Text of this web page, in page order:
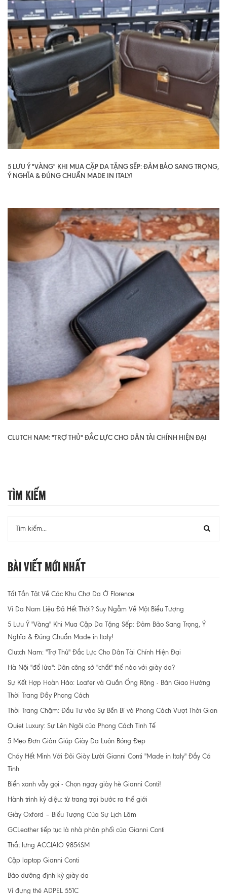
5 LƯU Ý "VÀNG" KHI MUA CẶP DA TẶNG SẾP: ĐẢM BẢO SANG TRỌNG,
Ý NGHĨA & ĐÚNG CHUẨN MADE IN ITALY!
CLUTCH NAM: "TRỢ THỦ" ĐẮC LỰC CHO DÂN TÀI CHÍNH HIỆN ĐẠI
Tìm Kiếm
Bài Viết Mới Nhất
Tất Tần Tật Về Các Khu Chợ Da Ở Florence
Ví Da Nam Liệu Đã Hết Thời? Suy Ngẫm Về Một Biểu Tượng
5 Lưu Ý "Vàng" Khi Mua Cặp Da Tặng Sếp: Đảm Bảo Sang Trọng, Ý
Nghĩa & Đúng Chuẩn Made in Italy!
Clutch Nam: "Trợ Thủ" Đắc Lực Cho Dân Tài Chính Hiện Đại
Hà Nội "đổ lửa": Dân công sở "chất" thế nào với giày da?
Sự Kết Hợp Hoàn Hảo: Loafer và Quần Ống Rộng - Bản Giao Hưởng
Thời Trang Đầy Phong Cách
Thời Trang Chậm: Đầu Tư vào Sự Bền Bỉ và Phong Cách Vượt Thời Gian
Quiet Luxury: Sự Lên Ngôi của Phong Cách Tinh Tế
5 Mẹo Đơn Giản Giúp Giày Da Luôn Bóng Đẹp
Cháy Hết Mình Với Đôi Giày Lười Gianni Conti "Made in Italy" Đầy Cá
Tính
Biển xanh vẫy gọi - Chọn ngay giày hè Gianni Conti!
Hành trình kỳ diệu: từ trang trại bước ra thế giới
Giày Oxford – Biểu Tượng Của Sự Lịch Lãm
GCLeather tiếp tục là nhà phân phối của Gianni Conti
Thắt lưng ACCIAIO 9854SM
Cặp laptop Gianni Conti
Bảo dưỡng định kỳ giày da
Ví đựng thẻ ADPEL 551C